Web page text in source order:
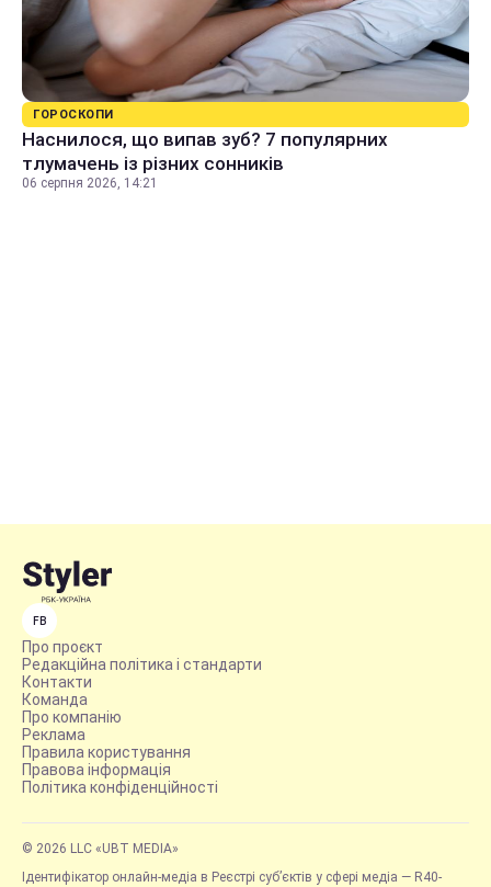
ГОРОСКОПИ
Наснилося, що випав зуб? 7 популярних
тлумачень із різних сонників
06 серпня 2026, 14:21
FB
Про проєкт
Редакційна політика і стандарти
Контакти
Команда
Про компанію
Реклама
Правила користування
Правова інформація
Політика конфіденційності
© 2026 LLC «UBT MEDIA»
Ідентифікатор онлайн-медіа в Реєстрі суб’єктів у сфері медіа — R40-